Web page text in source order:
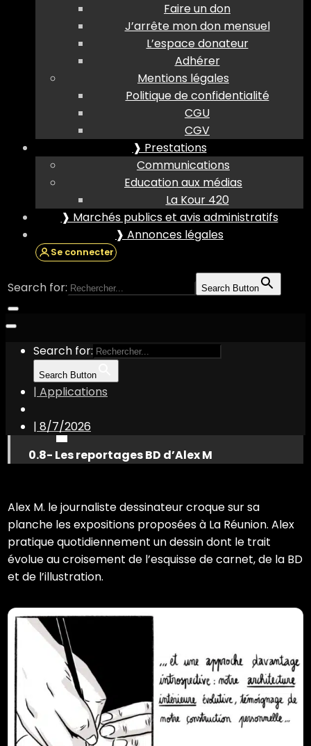
Faire un don
J’arrête mon don mensuel
L’espace donateur
Adhérer
Mentions légales
Politique de confidentialité
CGU
CGV
❱ Prestations
Communications
Education aux médias
La Kour 420
❱ Marchés publics et avis administratifs
❱ Annonces légales
Se connecter
Search for: Search Button
Search for:
Search Button
| Applications
| 8/7/2026
0.8- Les reportages BD d’Alex M
Alex M. le journaliste dessinateur croque sur sa
planche les expositions proposées à La Réunion. Alex
pratique quotidiennement un dessin dont le trait
évolue au croisement de l’esquisse de carnet, de la BD
et de l’illustration.